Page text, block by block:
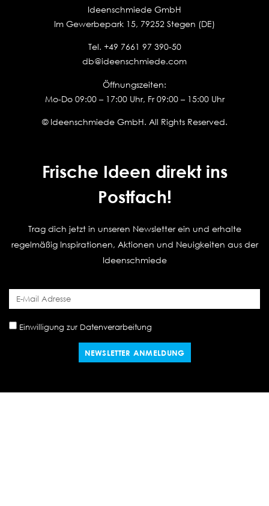
Ideenschmiede GmbH
Im Gewerbepark 15, 79252 Stegen (DE)
Tel. +49 7661 97 390-50
db@ideenschmiede.com
Öffnungszeiten:
Mo-Do 09:00 – 17:00 Uhr, Fr 09:00 – 15:00 Uhr
© Ideenschmiede GmbH. All Rights Reserved.
Frische Ideen direkt ins
Postfach!
Trag dich jetzt in unseren Newsletter ein und erhalte
regelmäßig Inspirationen, Aktionen und Neuigkeiten aus der
Ideenschmiede
Einwilligung zur Datenverarbeitung
NEWSLETTER ANMELDUNG